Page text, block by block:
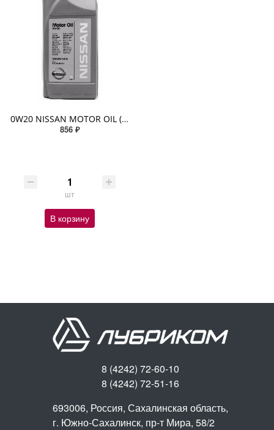
0W20 NISSAN MOTOR OIL (Европа) пластик 1л
856 ₽
шт
В корзину
8 (4242) 72-60-10
8 (4242) 72-51-16
693006, Россия, Сахалинская область,
г. Южно-Сахалинск, пр-т Мира, 58/2